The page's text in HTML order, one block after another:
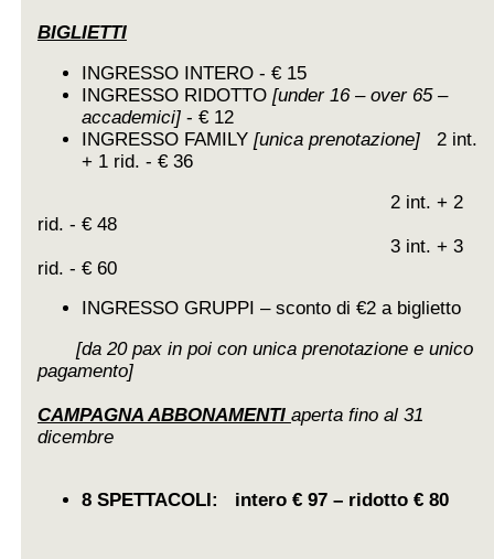
BIGLIETTI
INGRESSO INTERO - € 15
INGRESSO RIDOTTO [under 16 – over 65 –
accademici]- € 12
INGRESSO FAMILY [unica prenotazione]
2 int.
+ 1 rid. - € 36
2 int. + 2
rid. - € 48
3 int. + 3
rid. - € 60
INGRESSO GRUPPI – sconto di €2 a biglietto
[da 20 pax in poi con unica prenotazione e unico
pagamento]
CAMPAGNA ABBONAMENTI aperta fino al 31
dicembre
8 SPETTACOLI: intero € 97 – ridotto € 80